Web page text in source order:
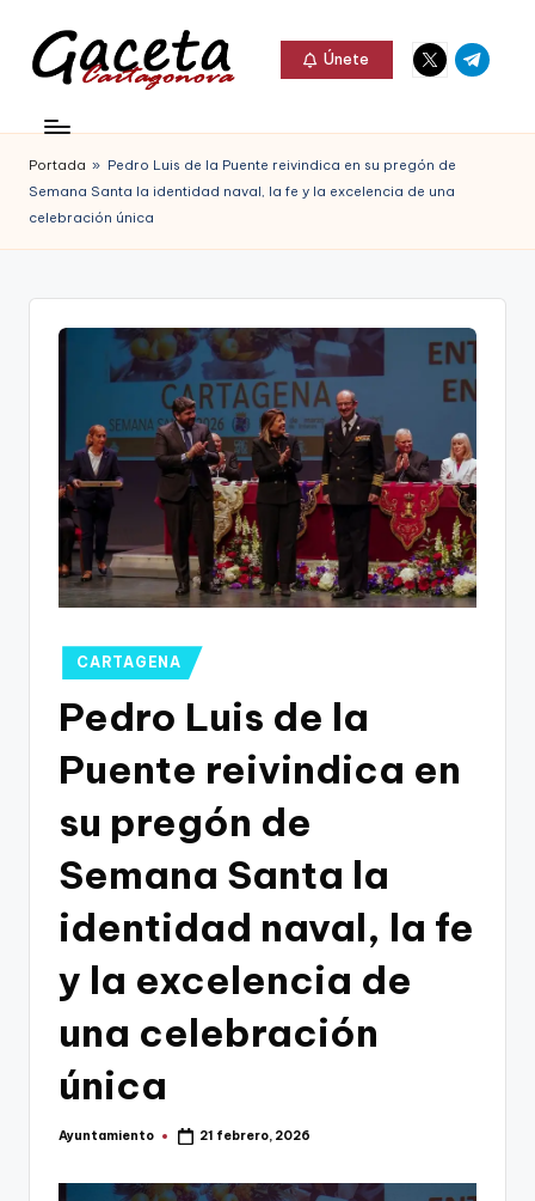
Saltar
contenido
c
e
a
Gaceta
Cartagonova,
La
Cartagena,
Cartagena,
Únete
Elemento
del
Elemento
del
Portada » Pedro Luis de la Puente reivindica en su pregón de
Semana Santa la identidad naval, la fe y la excelencia de una
celebración única
Publicado
en
CARTAGENA
Pedro Luis de la
Puente reivindica en
su pregón de
Semana Santa la
identidad naval, la fe
y la excelencia de
una celebración
única
Publicado
Ayuntamiento 21 febrero, 2026